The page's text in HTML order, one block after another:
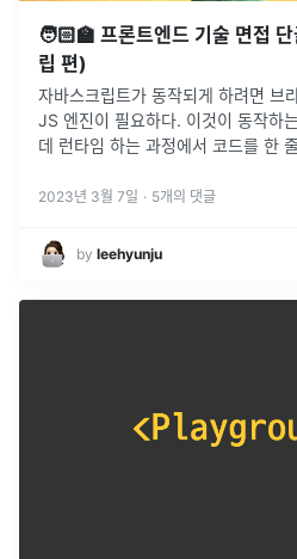
🧑🏻‍🏫 프론트엔드 기술 면접
립 편)
자바스크립트가 동작되게 하려면 브
JS 엔진이 필요하다. 이것이 동작하
데 런타임 하는 과정에서 코드를 한
리터를 이용해서...
2023년 3월 7일 · 5개의 댓글
by leehyunju